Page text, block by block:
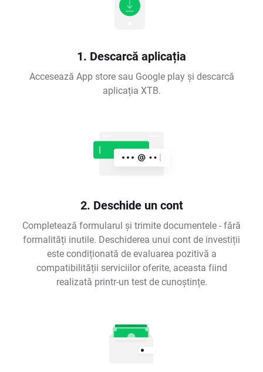
1. Descarcă aplicația
Accesează App store sau Google play și descarcă
aplicația XTB.
2. Deschide un cont
Completează formularul și trimite documentele - fără
formalități inutile. Deschiderea unui cont de investiții
este condiționată de evaluarea pozitivă a
compatibilității serviciilor oferite, aceasta fiind
realizată printr-un test de cunoștințe.